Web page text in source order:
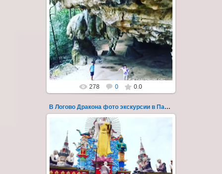
30.08.2022
"В Логово Дракона" авторский
мистический приключенческий тур из
Паттайи на целый день - фото 164
Всего лишь в ...
Thai-Online
278 0 0.0
В Логово Дракона фото экскурсии в Паттайе 165
30.08.2022
"В Логово Дракона" авторский
мистический приключенческий тур из
Паттайи на целый день - фото 165